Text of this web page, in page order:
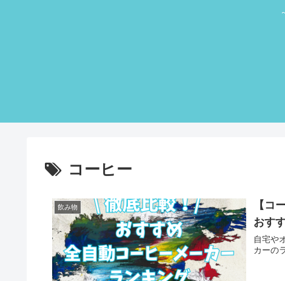
コーヒー
飲み物
【コ
おす
自宅や
カーの